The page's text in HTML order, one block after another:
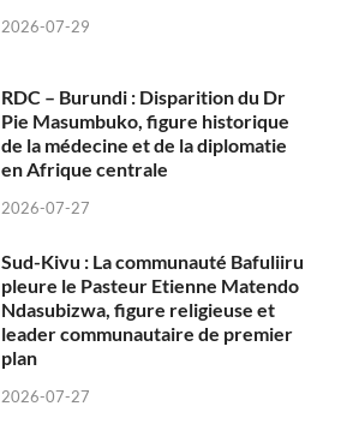
2026-07-29
RDC – Burundi : Disparition du Dr
Pie Masumbuko, figure historique
de la médecine et de la diplomatie
en Afrique centrale
2026-07-27
Sud-Kivu : La communauté Bafuliiru
pleure le Pasteur Etienne Matendo
Ndasubizwa, figure religieuse et
leader communautaire de premier
plan
2026-07-27